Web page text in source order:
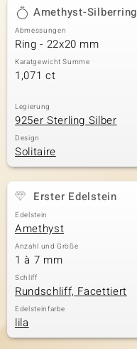
Amethyst-Silberring
Abmessungen
Ring - 22x20 mm
Karatgewicht Summe
1,071 ct
Legierung
925er Sterling Silber
Design
Solitaire
Erster Edelstein
Edelstein
Amethyst
Anzahl und Größe
1 à 7 mm
Schliff
Rundschliff, Facettiert
Edelsteinfarbe
lila